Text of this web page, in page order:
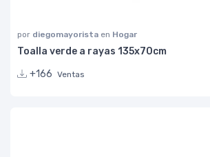
por diegomayorista en Hogar
Toalla verde a rayas 135x70cm
+166 Ventas